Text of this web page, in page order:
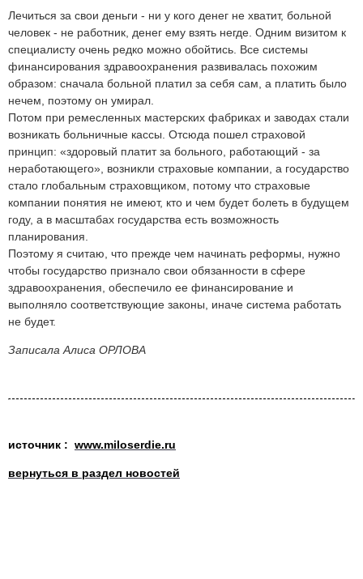
Лечиться за свои деньги - ни у кого денег не хватит, больной
человек - не работник, денег ему взять негде. Одним визитом к
специалисту очень редко можно обойтись. Все системы
финансирования здравоохранения развивалась похожим
образом: сначала больной платил за себя сам, а платить было
нечем, поэтому он умирал.
Потом при ремесленных мастерских фабриках и заводах стали
возникать больничные кассы. Отсюда пошел страховой
принцип: «здоровый платит за больного, работающий - за
неработающего», возникли страховые компании, а государство
стало глобальным страховщиком, потому что страховые
компании понятия не имеют, кто и чем будет болеть в будущем
году, а в масштабах государства есть возможность
планирования.
Поэтому я считаю, что прежде чем начинать реформы, нужно
чтобы государство признало свои обязанности в сфере
здравоохранения, обеспечило ее финансирование и
выполняло соответствующие законы, иначе система работать
не будет.
Записала Алиса ОРЛОВА
источник : www.miloserdie.ru
вернуться в раздел новостей